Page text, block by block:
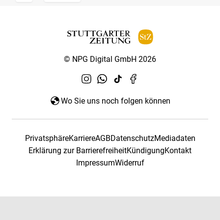
© NPG Digital GmbH 2026
Wo Sie uns noch folgen können
PrivatsphäreKarriereAGBDatenschutzMediadaten
Erklärung zur BarrierefreiheitKündigungKontakt
ImpressumWiderruf